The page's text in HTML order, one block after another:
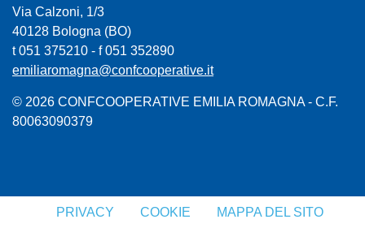
Via Calzoni, 1/3
40128 Bologna (BO)
t 051 375210 - f 051 352890
emiliaromagna@confcooperative.it
© 2026 CONFCOOPERATIVE EMILIA ROMAGNA - C.F.
80063090379
PRIVACY COOKIE MAPPA DEL SITO